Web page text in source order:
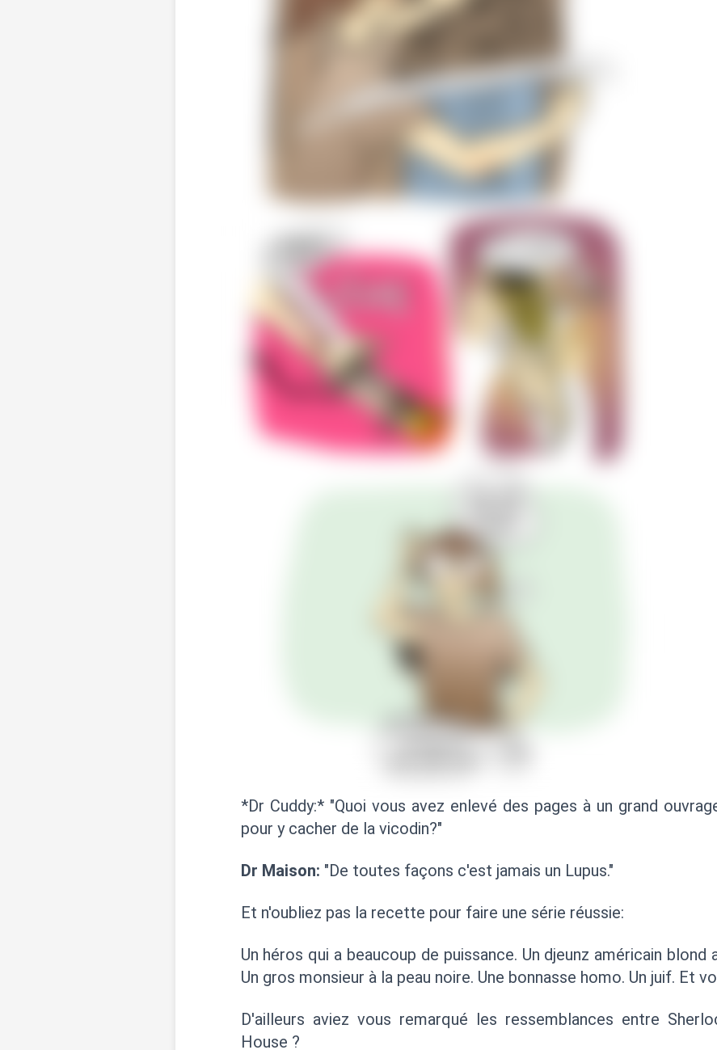
*Dr Cuddy:* "Quoi vous avez enlevé des pages à un grand
pour y cacher de la vicodin?"
Dr Maison: "De toutes façons c'est jamais un Lupus."
Et n'oubliez pas la recette pour faire une série réussie:
Un héros qui a beaucoup de puissance. Un djeunz américain blond
Un gros monsieur à la peau noire. Une bonnasse homo. Un juif. Et
D'ailleurs aviez vous remarqué les ressemblances entre
House ?